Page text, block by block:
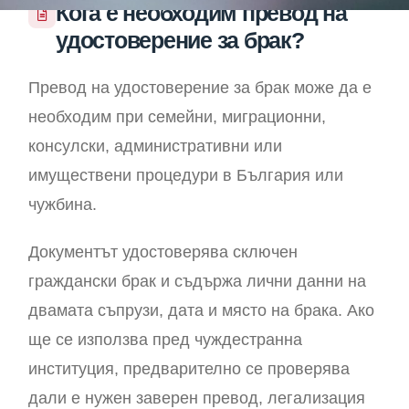
Кога е необходим превод на
удостоверение за брак?
Превод на удостоверение за брак може да е
необходим при семейни, миграционни,
консулски, административни или
имуществени процедури в България или
чужбина.
Документът удостоверява сключен
граждански брак и съдържа лични данни на
двамата съпрузи, дата и място на брака. Ако
ще се използва пред чуждестранна
институция, предварително се проверява
дали е нужен заверен превод, легализация